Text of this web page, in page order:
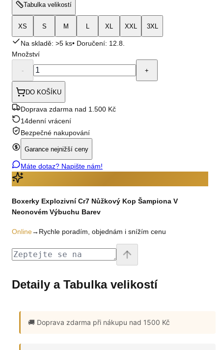
Tabulka velikostí
XS S M L XL XXL 3XL
Na skladě: >5 ks• Doručení: 12.8.
Množství
- +
DO KOŠÍKU
Doprava zdarma nad 1.500 Kč
14denní vrácení
Bezpečné nakupování
Garance nejnižší ceny
Máte dotaz? Napište nám!
Boxerky Explozivní Cr7 Nůžkový Kop Šampiona V
Neonovém Výbuchu Barev
Online→ Rychle poradím, objednám i snížím cenu
Detaily a Tabulka velikostí
🚚 Doprava zdarma při nákupu nad 1500 Kč